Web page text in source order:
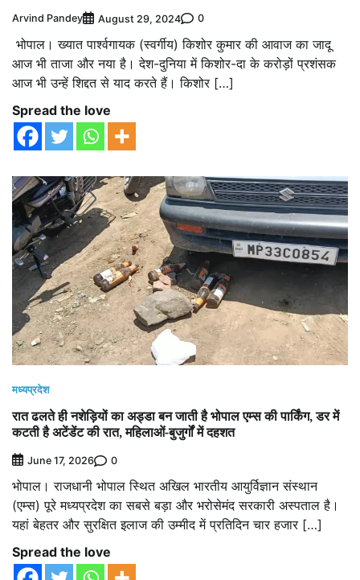
Arvind Pandey August 29, 2024 0
भोपाल। ख्यात पार्श्वगायक (स्वर्गीय) किशोर कुमार की आवाज का जादू
आज भी ताजा और नया है। देश-दुनिया में किशोर-दा के करोड़ों प्रशंसक
आज भी उन्हें शिद्दत से याद करते हैं। किशोर […]
Spread the love
मध्यप्रदेश
रात ढलते ही नशेड़ियों का अड्डा बन जाती है भोपाल एम्स की पार्किंग, डर में
कटती है अटेंडेंट की रात, महिलाओं-बुजुर्गों में दहशत
June 17, 2026 0
भोपाल। राजधानी भोपाल स्थित अखिल भारतीय आयुर्विज्ञान संस्थान
(एम्स) पूरे मध्यप्रदेश का सबसे बड़ा और भरोसेमंद सरकारी अस्पताल है।
यहां बेहतर और सुरक्षित इलाज की उम्मीद में प्रतिदिन चार हजार […]
Spread the love